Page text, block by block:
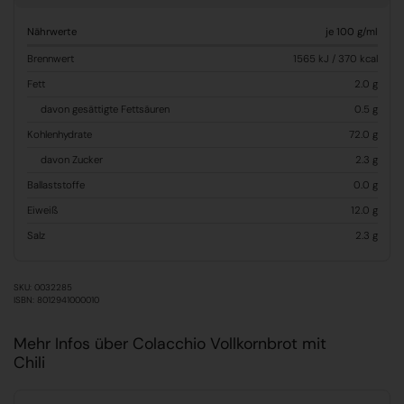
Nährwerte
je 100 g/ml
Brennwert
1565 kJ / 370 kcal
Fett
2.0 g
davon gesättigte Fettsäuren
0.5 g
Kohlenhydrate
72.0 g
davon Zucker
2.3 g
Ballaststoffe
0.0 g
Eiweiß
12.0 g
Salz
2.3 g
SKU: 0032285
ISBN: 8012941000010
Mehr Infos über Colacchio Vollkornbrot mit
Chili